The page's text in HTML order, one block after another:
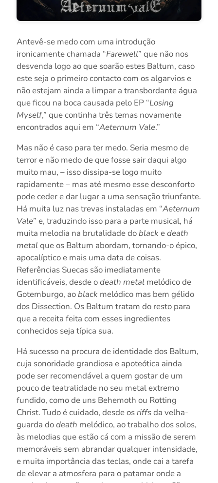
Antevê-se medo com uma introdução
ironicamente chamada “Farewell” que não nos
desvenda logo ao que soarão estes Baltum, caso
este seja o primeiro contacto com os algarvios e
não estejam ainda a limpar a transbordante água
que ficou na boca causada pelo EP “Losing
Myself,” que continha três temas novamente
encontrados aqui em “Aeternum Vale.”
Mas não é caso para ter medo. Seria mesmo de
terror e não medo de que fosse sair daqui algo
muito mau, – isso dissipa-se logo muito
rapidamente – mas até mesmo esse desconforto
pode ceder e dar lugar a uma sensação triunfante.
Há muita luz nas trevas instaladas em “Aeternum
Vale” e, traduzindo isso para a parte musical, há
muita melodia na brutalidade doblack edeath
metalque os Baltum abordam, tornando-o épico,
apocalíptico e mais uma data de coisas.
Referências Suecas são imediatamente
identificáveis, desde odeath metalmelódico de
Gotemburgo, aoblack melódico mas bem gélido
dos Dissection. Os Baltum tratam do resto para
que a receita feita com esses ingredientes
conhecidos seja típica sua.
Há sucesso na procura de identidade dos Baltum,
cuja sonoridade grandiosa e apoteótica ainda
pode ser recomendável a quem gostar de um
pouco de teatralidade no seu metal extremo
fundido, como de uns Behemoth ou Rotting
Christ. Tudo é cuidado, desde osriffsda velha-
guarda dodeath melódico, ao trabalho dos solos,
às melodias que estão cá com a missão de serem
memoráveis sem abrandar qualquer intensidade,
e muita importância das teclas, onde cai a tarefa
de elevar a atmosfera para o patamar onde a